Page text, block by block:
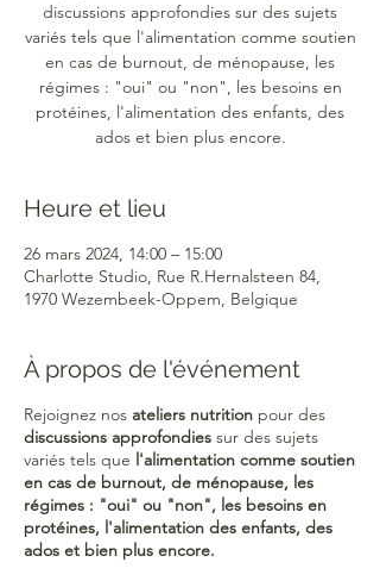
discussions approfondies sur des sujets
variés tels que l'alimentation comme soutien
en cas de burnout, de ménopause, les
régimes : "oui" ou "non", les besoins en
protéines, l'alimentation des enfants, des
ados et bien plus encore.
Heure et lieu
26 mars 2024, 14:00 – 15:00
Charlotte Studio, Rue R.Hernalsteen 84,
1970 Wezembeek-Oppem, Belgique
À propos de l'événement
Rejoignez nos ateliers nutrition pour des
discussions approfondies sur des sujets
variés tels que l'alimentation comme soutien
en cas de burnout, de ménopause, les
régimes : "oui" ou "non", les besoins en
protéines, l'alimentation des enfants, des
ados et bien plus encore.